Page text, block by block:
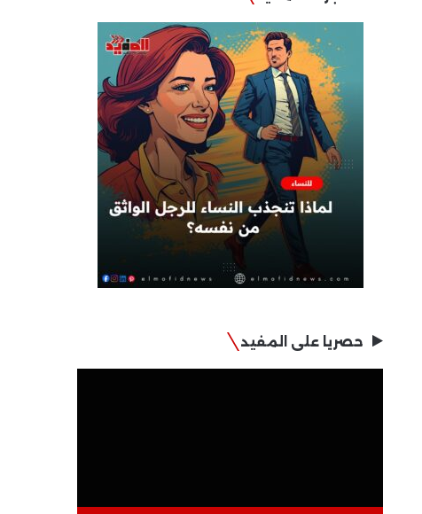
حصريا على المفيد